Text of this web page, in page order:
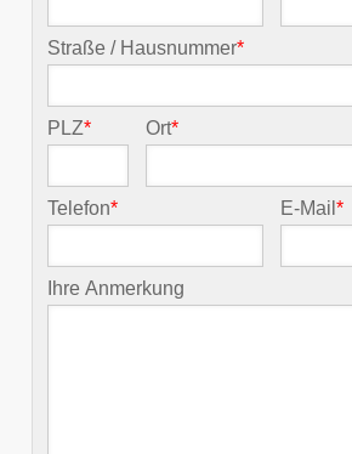
Straße / Hausnummer*
PLZ* Ort*
Telefon* E-Mail*
Ihre Anmerkung